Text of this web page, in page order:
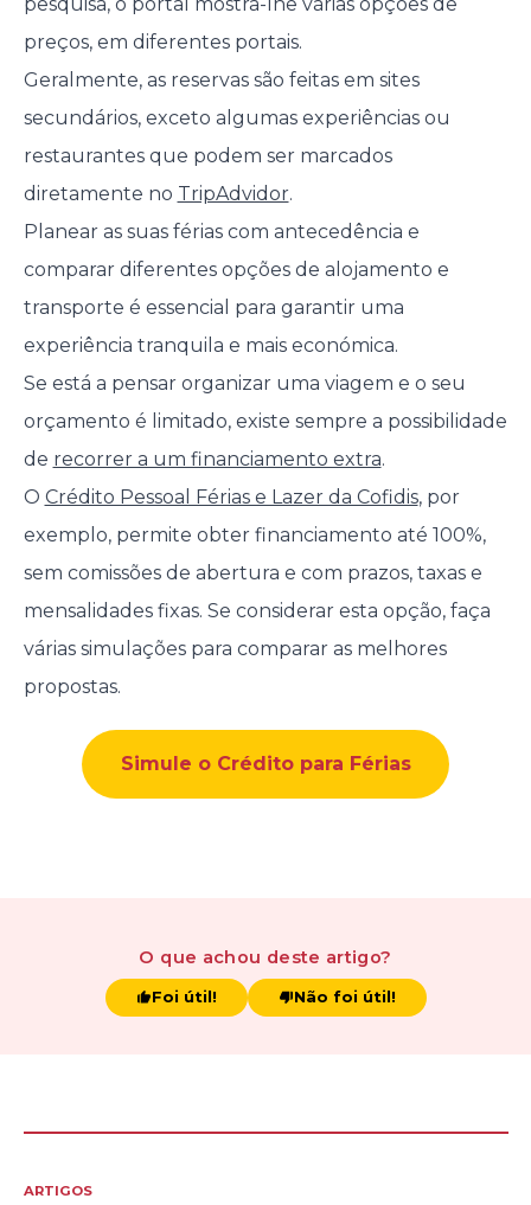
preços, em diferentes portais.
Geralmente, as reservas são feitas em sites
secundários, exceto algumas experiências ou
restaurantes que podem ser marcados
diretamente no TripAdvidor.
Planear as suas férias com antecedência e
comparar diferentes opções de alojamento e
transporte é essencial para garantir uma
experiência tranquila e mais económica.
Se está a pensar organizar uma viagem e o seu
orçamento é limitado, existe sempre a possibilidade
de recorrer a um financiamento extra.
O Crédito Pessoal Férias e Lazer da Cofidis, por
exemplo, permite obter financiamento até 100%,
sem comissões de abertura e com prazos, taxas e
mensalidades fixas. Se considerar esta opção, faça
várias simulações para comparar as melhores
propostas.
Simule o Crédito para Férias
O que achou deste artigo?
Foi útil! Não foi útil!
ARTIGOS